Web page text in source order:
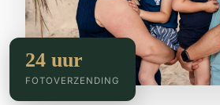
24 uur
FOTOVERZENDING